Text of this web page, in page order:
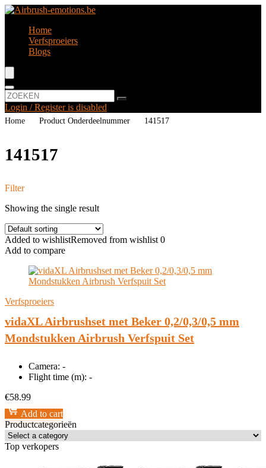
Home
Verfsproeiers
Blogs
Login / Register is disabled
Home Product Onderdeelnummer ‎141517
‎141517
Filter
Showing the single result
Added to wishlistRemoved from wishlist 0
Add to compare
Verfsproeiers
vidaXL Airbrushset met Beker 0,2/0,3/0,5 mm
Mondstukken Airbrush Verfspuit Set
Camera: -
Flight time (m): -
€58.99
Add to cart
Productcategorieën
Top verkopers